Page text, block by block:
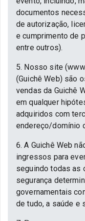
documentos
de autorização,
e cumprimento de
entre outros).
5. Nosso site
(Guichê Web) são
vendas da Guichê
em qualquer
adquiridos com
endereço/domínio
6. A Guichê Web
ingressos para
seguindo todas as
segurança
governamentais
de tudo, a saúde e